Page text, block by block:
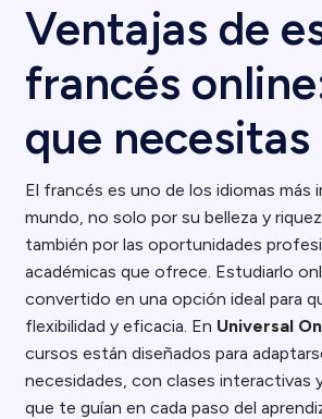
Ventajas de
francés
que necesitas
El francés es uno de los idiomas más
mundo, no solo por su belleza y
también por las oportunidades
académicas que ofrece. Estudiarlo
convertido en una opción ideal para
flexibilidad y eficacia. En Universal
cursos están diseñados para
necesidades, con clases interactivas
que te guían en cada paso del